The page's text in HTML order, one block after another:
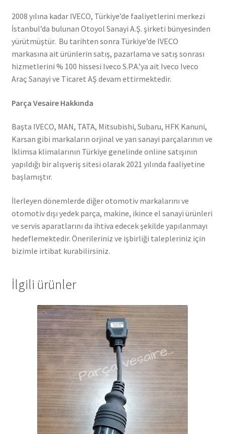
2008 yılına kadar IVECO, Türkiye’de faaliyetlerini merkezi
İstanbul’da bulunan Otoyol Sanayi A.Ş. şirketi bünyesinden
yürütmüştür. Bu tarihten sonra Türkiye’de IVECO
markasına ait ürünlerin satış, pazarlama ve satış sonrası
hizmetlerini % 100 hissesi Iveco S.P.A.’ya ait Iveco Iveco
Araç Sanayi ve Ticaret AŞ devam ettirmektedir.
Parça Vesaire Hakkında
Başta IVECO, MAN, TATA, Mitsubishi, Subaru, HFK Kanuni,
Karsan gibi markaların orjinal ve yan sanayi parçalarının ve
İklimsa klimalarının Türkiye genelinde online satışının
yapıldığı bir alışveriş sitesi olarak 2021 yılında faaliyetine
başlamıştır.
İlerleyen dönemlerde diğer otomotiv markalarını ve
otomotiv dışı yedek parça, makine, ikince el sanayi ürünleri
ve servis aparatlarını da ihtiva edecek şekilde yapılanmayı
hedeflemektedir. Önerileriniz ve işbirliği talepleriniz için
bizimle irtibat kurabilirsiniz.
İlgili ürünler